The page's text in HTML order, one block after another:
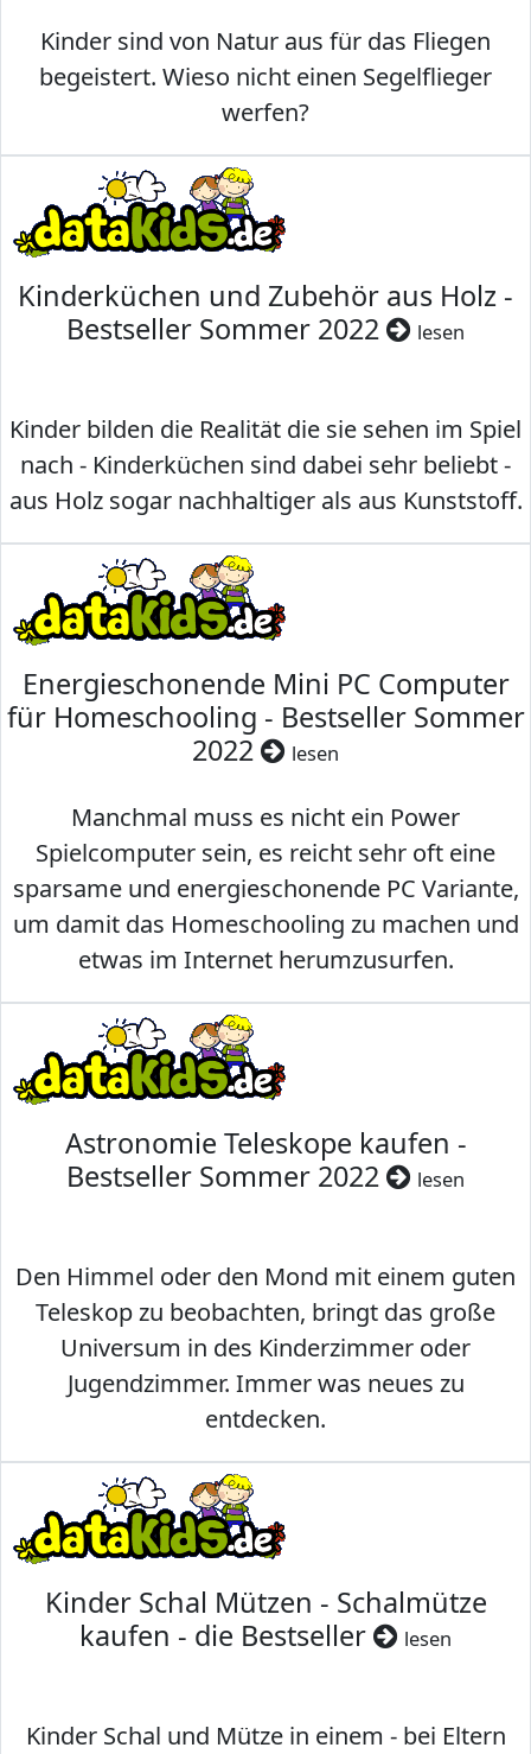
Kinder sind von Natur aus für das Fliegen
begeistert. Wieso nicht einen Segelflieger
werfen?
Kinderküchen und Zubehör aus Holz -
Bestseller Sommer 2022
lesen
Kinder bilden die Realität die sie sehen im Spiel
nach - Kinderküchen sind dabei sehr beliebt -
aus Holz sogar nachhaltiger als aus Kunststoff.
Energieschonende Mini PC Computer
für Homeschooling - Bestseller Sommer
2022
lesen
Manchmal muss es nicht ein Power
Spielcomputer sein, es reicht sehr oft eine
sparsame und energieschonende PC Variante,
um damit das Homeschooling zu machen und
etwas im Internet herumzusurfen.
Astronomie Teleskope kaufen -
Bestseller Sommer 2022
lesen
Den Himmel oder den Mond mit einem guten
Teleskop zu beobachten, bringt das große
Universum in des Kinderzimmer oder
Jugendzimmer. Immer was neues zu
entdecken.
Kinder Schal Mützen - Schalmütze
kaufen - die Bestseller
lesen
Kinder Schal und Mütze in einem - bei Eltern